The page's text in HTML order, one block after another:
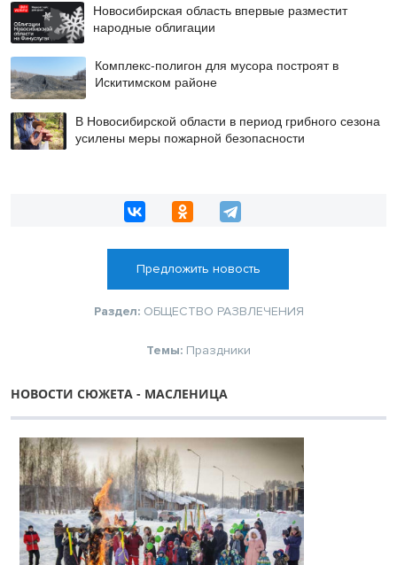
Новосибирская область впервые разместит
народные облигации
Комплекс-полигон для мусора построят в
Искитимском районе
В Новосибирской области в период грибного сезона
усилены меры пожарной безопасности
Предложить новость
Раздел: ОБЩЕСТВО РАЗВЛЕЧЕНИЯ
Темы: Праздники
НОВОСТИ СЮЖЕТА - МАСЛЕНИЦА